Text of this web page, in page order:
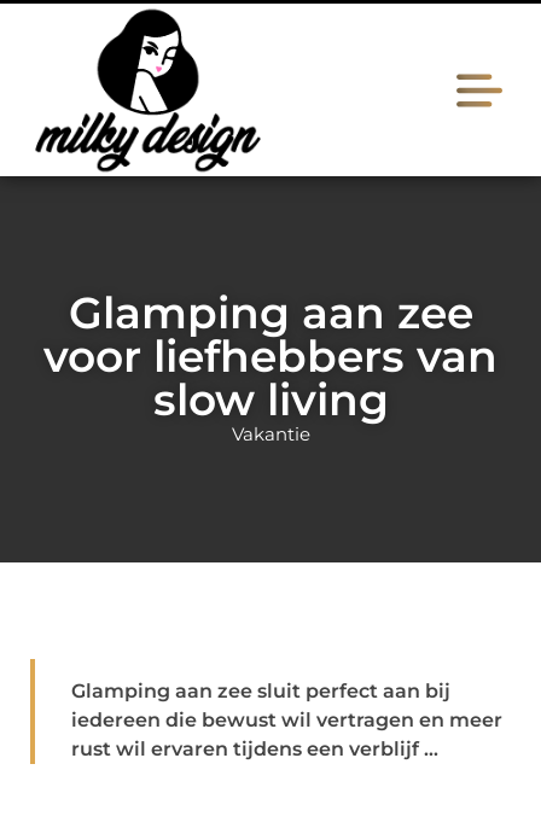
Glamping aan zee
voor liefhebbers van
slow living
Vakantie
Glamping aan zee sluit perfect aan bij
iedereen die bewust wil vertragen en meer
rust wil ervaren tijdens een verblijf ...